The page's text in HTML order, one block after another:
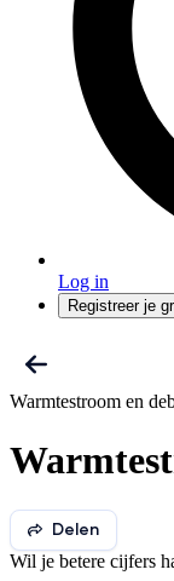
Log in
Registreer je
Warmtestroom en
Delen
Wil je betere cijfers